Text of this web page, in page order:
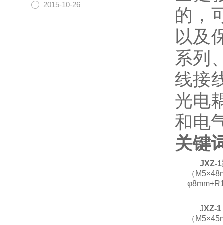
2015-10-26
的，
以及
系列
线接
光电
和电
关键
JXZ-
（
JXZ-1
（